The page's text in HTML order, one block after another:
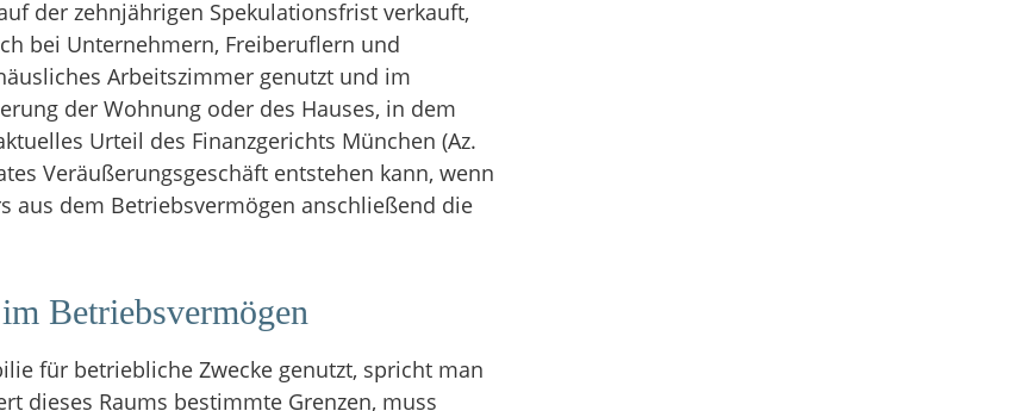
der zehnjährigen Spekulationsfrist verkauft,
bei Unternehmern, Freiberuflern und
Arbeitszimmer genutzt und im
der Wohnung oder des Hauses, in dem
Urteil des Finanzgerichts München (Az.
Veräußerungsgeschäft entstehen kann, wenn
aus dem Betriebsvermögen anschließend die
Betriebsvermögen
für betriebliche Zwecke genutzt, spricht man
dieses Raums bestimmte Grenzen, muss